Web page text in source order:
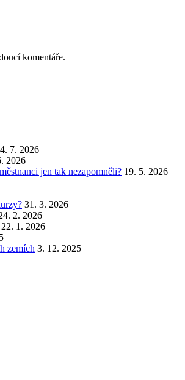
komentáře.
7. 2026
2026
jen tak nezapomněli? 19. 5. 2026
31. 3. 2026
2. 2026
22. 1. 2026
zemích 3. 12. 2025